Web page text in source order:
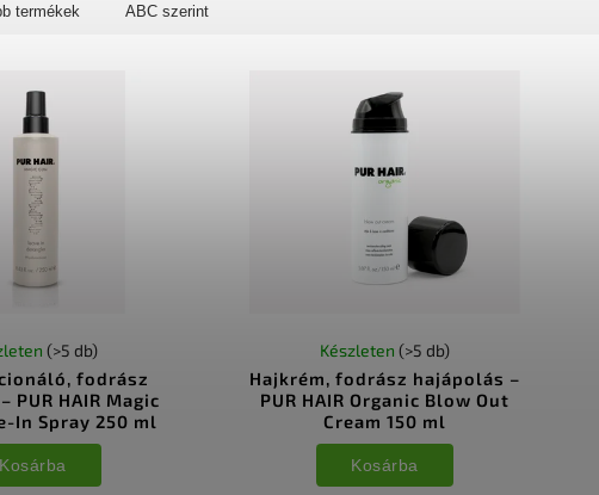
termékek ABC szerint
fodrász
PUR HAIR Magic
In Spray 250 ml
(>5 db)
Kosárba
Hajkrém, fodrász hajápolás –
PUR HAIR Organic Blow Out
Cream 150 ml
Készleten (>5 db)
Kosárba